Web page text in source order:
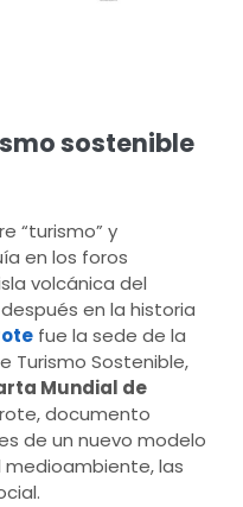
sostenible
“turismo” y
en los foros
volcánica del
en la historia
fue la sede de la
Turismo Sostenible,
Mundial de
documento
de un nuevo modelo
las